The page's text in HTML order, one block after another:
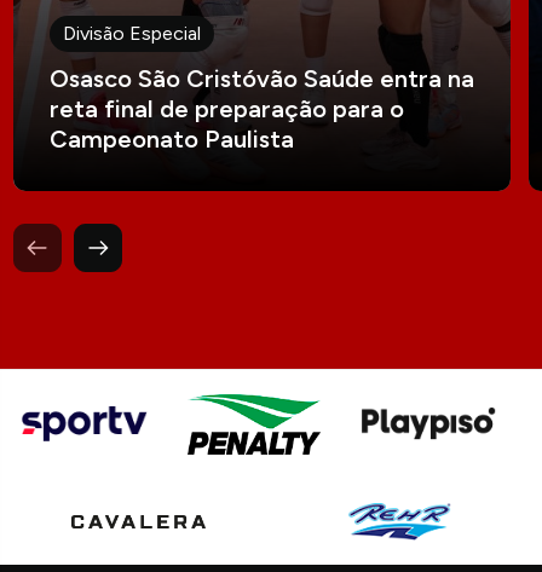
Divisão Especial
Osasco São Cristóvão Saúde entra na
reta final de preparação para o
Campeonato Paulista